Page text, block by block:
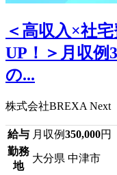
＜高収入×社
UP！＞月収例
の...
株式会社BREXA Next
給与 月収例350,000円
勤務
地
大分県 中津市